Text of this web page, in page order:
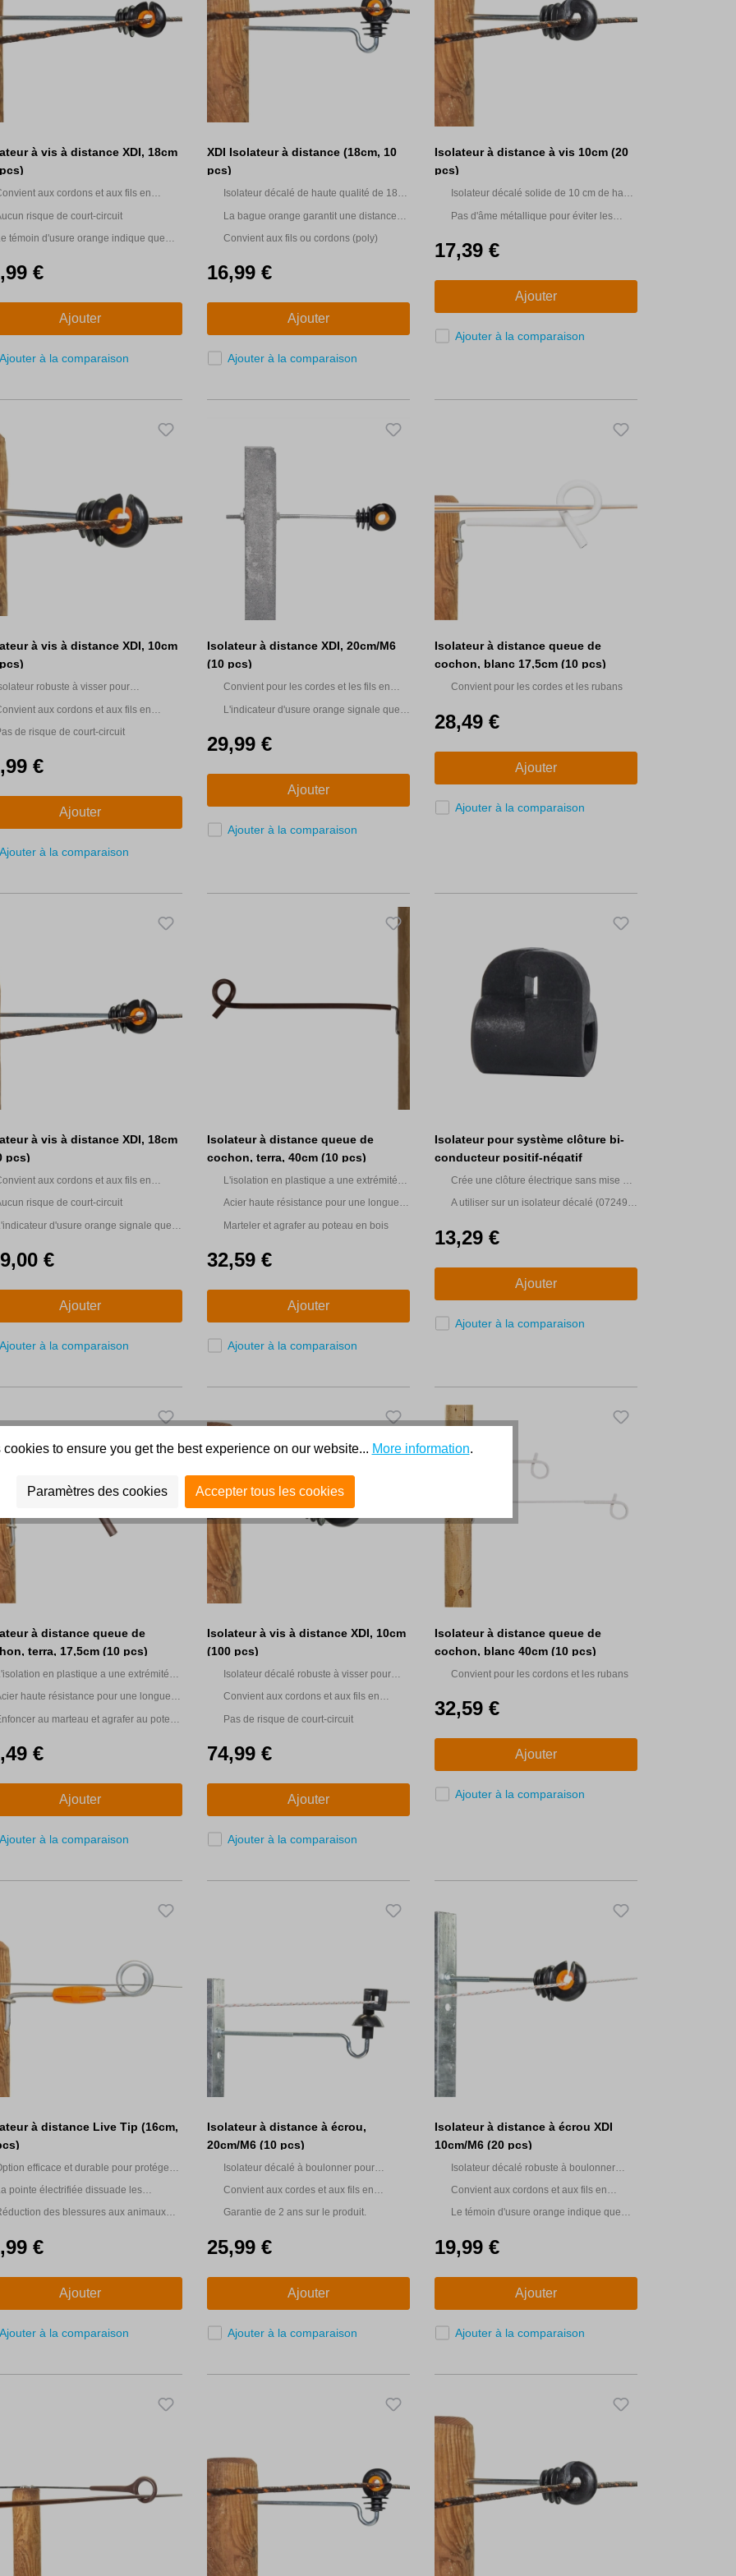
à vis à distance XDI, 18cm
aux cordons et aux fils en
risque de court-circuit
témoin d'usure orange indique que
€
Ajouter
Ajouter à la comparaison
XDI Isolateur à distance (18cm, 10
pcs)
Isolateur décalé de haute qualité de 18
cm avec noyau métallique
La bague orange garantit une distance
égale entre le conducteur et l'isolateur
Convient aux fils ou cordons (poly)
16,99 €
Ajouter
Ajouter à la comparaison
Isolateur à distance à vis 10cm (20
pcs)
Isolateur décalé solide de 10 cm de haute
qualité
Pas d'âme métallique pour éviter les
17,39 €
Ajouter
Ajouter à la comparaison
à vis à distance XDI, 10cm
robuste à visser pour
et la protection des
à poteaux en bois non électrifiés
aux cordons et aux fils en
de risque de court-circuit
€
Ajouter
Ajouter à la comparaison
Isolateur à distance XDI, 20cm/M6
(10 pcs)
Convient pour les cordes et les fils en
plastique
L'indicateur d'usure orange signale que
29,99 €
Ajouter
Ajouter à la comparaison
Isolateur à distance queue de
cochon, blanc 17,5cm (10 pcs)
Convient pour les cordes et les rubans
28,49 €
Ajouter
Ajouter à la comparaison
à vis à distance XDI, 18cm
pcs)
aux cordons et aux fils en
risque de court-circuit
d'usure orange signale que
€
Ajouter
Ajouter à la comparaison
Isolateur à distance queue de
cochon, terra, 40cm (10 pcs)
L'isolation en plastique a une extrémité
scellée pour résister aux intempéries
Acier haute résistance pour une longue
durée de vie
Marteler et agrafer au poteau en bois
32,59 €
Ajouter
Ajouter à la comparaison
Isolateur pour système clôture bi-
conducteur positif-négatif
Crée une clôture électrique sans mise à
la terre mais avec une clôture +/-
A utiliser sur un isolateur décalé (072491
13,29 €
Ajouter
Ajouter à la comparaison
à distance queue de
terra, 17,5cm (10 pcs)
en plastique a une extrémité
pour résister aux intempéries
haute résistance pour une longue
de vieau marteau et agrafer au poteau
€
Ajouter
Ajouter à la comparaison
Isolateur à vis à distance XDI, 10cm
(100 pcs)
Isolateur décalé robuste à visser pour
l'électrification et la protection des
clôtures à poteaux en bois non électrifiés
Convient aux cordons et aux fils en
plastique
Pas de risque de court-circuit
74,99 €
Ajouter
Ajouter à la comparaison
Isolateur à distance queue de
cochon, blanc 40cm (10 pcs)
Convient pour les cordons et les rubans
32,59 €
Ajouter
Ajouter à la comparaison
à distance Live Tip (16cm,
efficace et durable pour protéger
électrifier les clôtures existantes
pointe électrifiée dissuade les
de se frotter.
des blessures aux animaux
€
Ajouter
Ajouter à la comparaison
Isolateur à distance à écrou,
20cm/M6 (10 pcs)
Isolateur décalé à boulonner pour
l'électrification et la protection des
clôtures non électrifiées en béton ou en
Convient aux cordes et aux fils en
plastique (jusqu'à 9 mm)
Garantie de 2 ans sur le produit.
25,99 €
Ajouter
Ajouter à la comparaison
Isolateur à distance à écrou XDI
10cm/M6 (20 pcs)
Isolateur décalé robuste à boulonner
pour poteaux en béton ou en fer
Convient aux cordons et aux fils en
plastique
Le témoin d'usure orange indique que
19,99 €
Ajouter
Ajouter à la comparaison
to ensure you get the best experience on our website... More information.
Paramètres des cookies Accepter tous les cookies